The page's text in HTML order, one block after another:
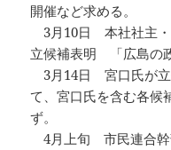
開催など求める。
3月10日 本社社主・
立候補表明 「広島の
3月14日 宮口氏が立
て、宮口氏を含む各候
ず。
4月上旬 市民連合幹